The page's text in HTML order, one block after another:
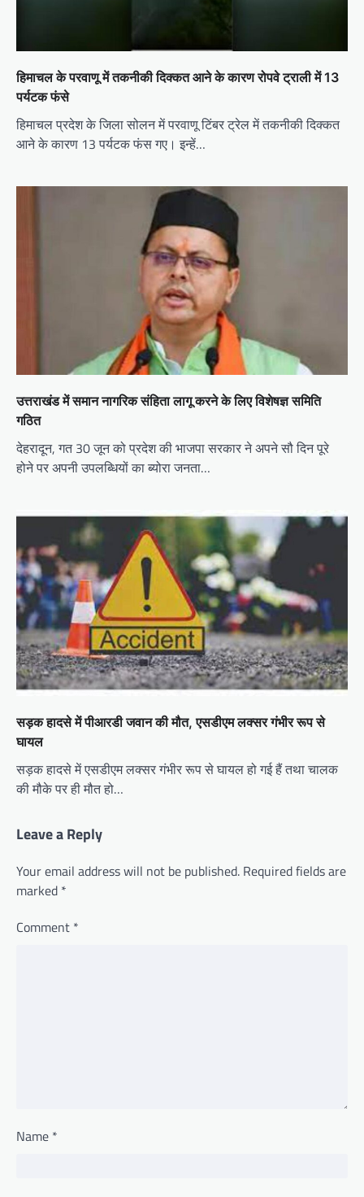
हिमाचल के परवाणू में तकनीकी दिक्‍कत आने के कारण रोपवे ट्राली में 13
पर्यटक फंसे
हिमाचल प्रदेश के जिला सोलन में परवाणू टिंबर ट्रेल में तकनीकी दिक्‍कत
आने के कारण 13 पर्यटक फंस गए। इन्‍हें…
उत्तराखंड में समान नागरिक संहिता लागू करने के लिए विशेषज्ञ समिति
गठित
देहरादून, गत 30 जून को प्रदेश की भाजपा सरकार ने अपने सौ दिन पूरे
होने पर अपनी उपलब्धियों का ब्योरा जनता…
सड़क हादसे में पीआरडी जवान की मौत, एसडीएम लक्सर गंभीर रूप से
घायल
सड़क हादसे में एसडीएम लक्सर गंभीर रूप से घायल हो गई हैं तथा चालक
की मौके पर ही मौत हो…
Leave a Reply
Your email address will not be published. Required fields are
marked *
Comment *
Name *